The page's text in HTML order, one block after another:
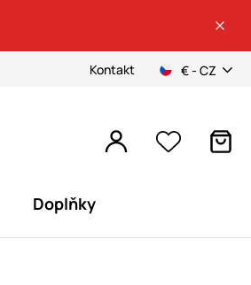
Kontakt € - CZ
Doplňky